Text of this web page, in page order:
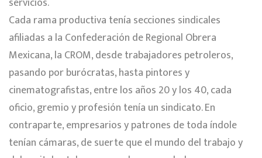
Cada rama productiva tenía secciones sindicales
afiliadas a la Confederación de Regional Obrera
Mexicana, la CROM, desde trabajadores petroleros,
pasando por burócratas, hasta pintores y
cinematografistas, entre los años 20 y los 40, cada
oficio, gremio y profesión tenía un sindicato. En
contraparte, empresarios y patrones de toda índole
tenían cámaras, de suerte que el mundo del trabajo y